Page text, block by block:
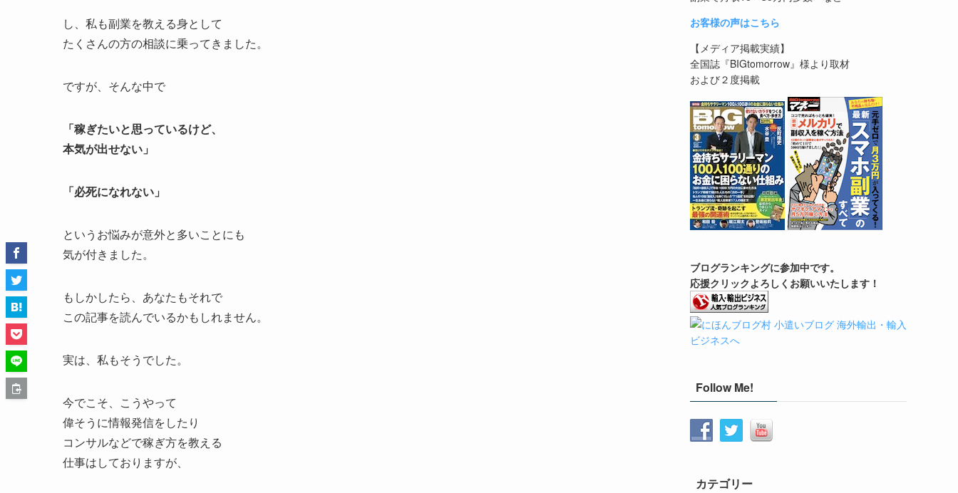
し、私も副業を教える身として
たくさんの方の相談に乗ってきました。
ですが、そんな中で
「稼ぎたいと思っているけど、
本気が出せない」
「必死になれない」
というお悩みが意外と多いことにも
気が付きました。
もしかしたら、あなたもそれで
この記事を読んでいるかもしれません。
実は、私もそうでした。
今でこそ、こうやって
偉そうに情報発信をしたり
コンサルなどで稼ぎ方を教える
仕事はしておりますが、
お客様の声はこちら
【メディア掲載実績】
全国誌『BIGtomorrow』様より取材
および２度掲載
ブログランキングに参加中です。
応援クリックよろしくお願いいたします！
Follow Me!
カテゴリー